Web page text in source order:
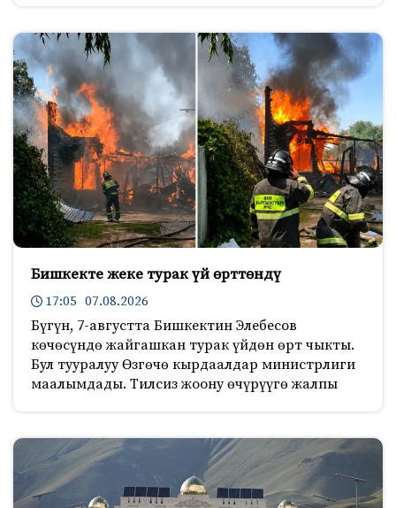
Бишкекте жеке турак үй өрттөндү
17:05 07.08.2026
Бүгүн, 7-августта Бишкектин Элебесов
көчөсүндө жайгашкан турак үйдөн өрт чыкты.
Бул тууралуу Өзгөчө кырдаалдар министрлиги
маалымдады. Тилсиз жоону өчүрүүгө жалпы